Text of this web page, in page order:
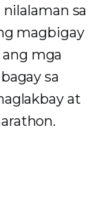
sa
magbigay
mga
sa
at